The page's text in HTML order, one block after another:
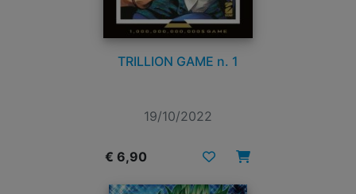
TRILLION GAME n. 1
19/10/2022
€ 6,90